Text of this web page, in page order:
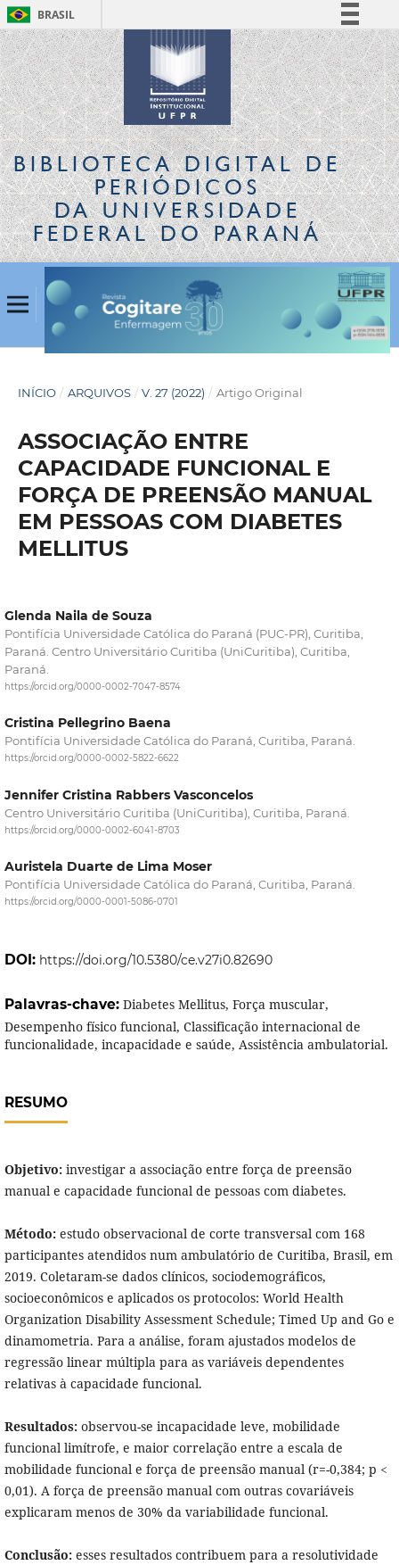
BRASIL
Simplifique!
Comunica BR
Participe
Acesso à informação
Legislação
Canais
BIBLIOTECA DIGITALDE
PERIÓDICOS
DA UNIVERSIDADE
FEDERAL DO PARANÁ
INÍCIO / ARQUIVOS / V. 27 (2022) / Artigo Original
ASSOCIAÇÃO ENTRE
CAPACIDADE FUNCIONAL E
FORÇA DE PREENSÃO MANUAL
EM PESSOAS COM DIABETES
MELLITUS
Glenda Naila de Souza
Pontifícia Universidade Católica do Paraná (PUC-PR), Curitiba,
Paraná. Centro Universitário Curitiba (UniCuritiba), Curitiba,
Paraná.
https://orcid.org/0000-0002-7047-8574
Cristina Pellegrino Baena
Pontifícia Universidade Católica do Paraná, Curitiba, Paraná.
https://orcid.org/0000-0002-5822-6622
Jennifer Cristina Rabbers Vasconcelos
Centro Universitário Curitiba (UniCuritiba), Curitiba, Paraná.
https://orcid.org/0000-0002-6041-8703
Auristela Duarte de Lima Moser
Pontifícia Universidade Católica do Paraná, Curitiba, Paraná.
https://orcid.org/0000-0001-5086-0701
DOI: https://doi.org/10.5380/ce.v27i0.82690
Palavras-chave: Diabetes Mellitus, Força muscular,
Desempenho físico funcional, Classificação internacional de
funcionalidade, incapacidade e saúde, Assistência ambulatorial.
RESUMO
Objetivo:investigar a associação entre força de preensão
manual e capacidade funcional de pessoas com diabetes.
Método:estudo observacional de corte transversal com 168
participantes atendidos num ambulatório de Curitiba, Brasil, em
2019. Coletaram-se dados clínicos, sociodemográficos,
socioeconômicos e aplicados os protocolos: World Health
Organization Disability Assessment Schedule; Timed Up and Go e
dinamometria. Para a análise, foram ajustados modelos de
regressão linear múltipla para as variáveis dependentes
relativas à capacidade funcional.
Resultados:observou-se incapacidade leve, mobilidade
funcional limítrofe, e maior correlação entre a escala de
mobilidade funcional e força de preensão manual (r=-0,384; p <
0,01). A força de preensão manual com outras covariáveis
explicaram menos de 30% da variabilidade funcional.
Conclusão:esses resultados contribuem para a resolutividade